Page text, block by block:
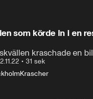
som körde in i en
kraschade en
• 31 sek
Krascher